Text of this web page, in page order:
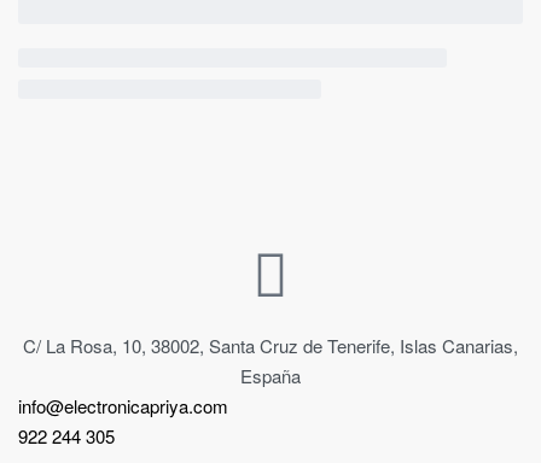
C/ La Rosa, 10, 38002, Santa Cruz de Tenerife, Islas Canarias,
España
info@electronicapriya.com
922 244 305